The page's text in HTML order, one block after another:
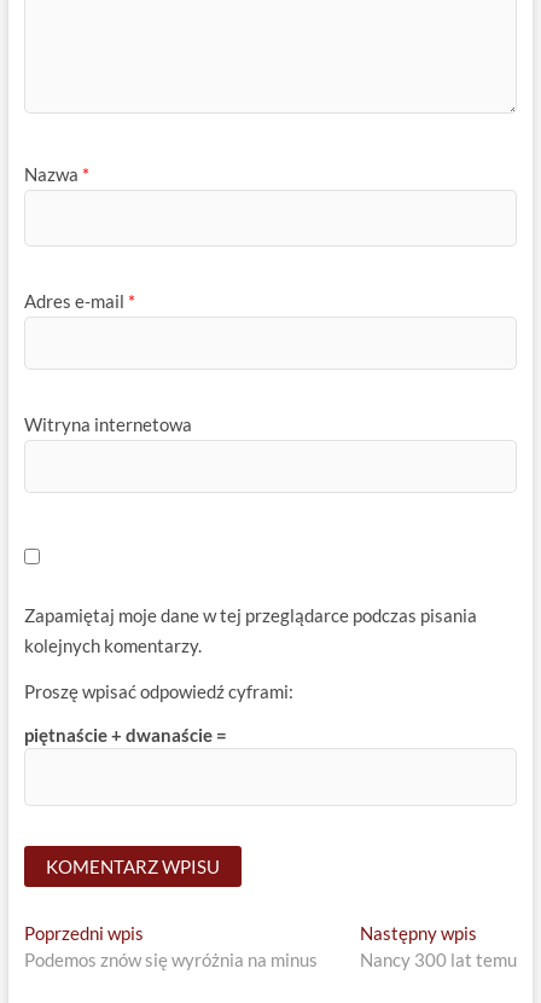
Nazwa *
Adres e-mail *
Witryna internetowa
Zapamiętaj moje dane w tej przeglądarce podczas pisania
kolejnych komentarzy.
Proszę wpisać odpowiedź cyframi:
piętnaście + dwanaście =
Nawigacja
wpisu
Poprzedni wpisPrevious
post:
Podemos znów się wyróżnia na minus
Następny wpis
post:
Nancy 300 lat temu